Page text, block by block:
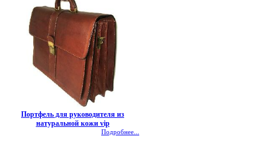
Портфель для руководителя из
натуральной кожи vip
Подробнее...